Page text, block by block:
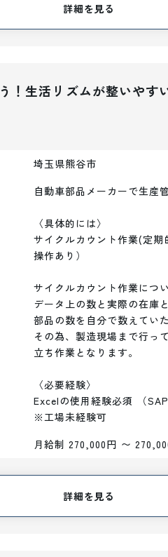
詳細を見る
生活リズムが整いや
埼玉県熊谷市
自動車部品メーカーで生産
〈具体的には〉
サイクルカウント作業(定
操作あり）
サイクルカウント作業につ
データ上の数と実際の在庫
部品の数を自分で数えてい
その為、製造現場まで行っ
立ち作業となります。
〈必要経験〉
Excelの使用経験必須 （
※工場未経験可
月給制 270,000円 〜
詳細を見る